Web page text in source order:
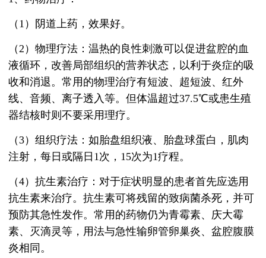
（1）阴道上药，效果好。
（2）物理疗法：温热的良性刺激可以促进盆腔的血
液循环，改善局部组织的营养状态，以利于炎症的吸
收和消退。常用的物理治疗有短波、超短波、红外
线、音频、离子透入等。但体温超过37.5℃或患生殖
器结核时则不要采用理疗。
（3）组织疗法：如胎盘组织液、胎盘球蛋白，肌肉
注射，每日或隔日1次，15次为1疗程。
（4）抗生素治疗：对于症状明显的患者首先应选用
抗生素来治疗。抗生素可将残留的致病菌杀死，并可
预防其急性发作。常用的药物仍为青霉素、庆大霉
素、灭滴灵等，用法与急性输卵管卵巢炎、盆腔腹膜
炎相同。